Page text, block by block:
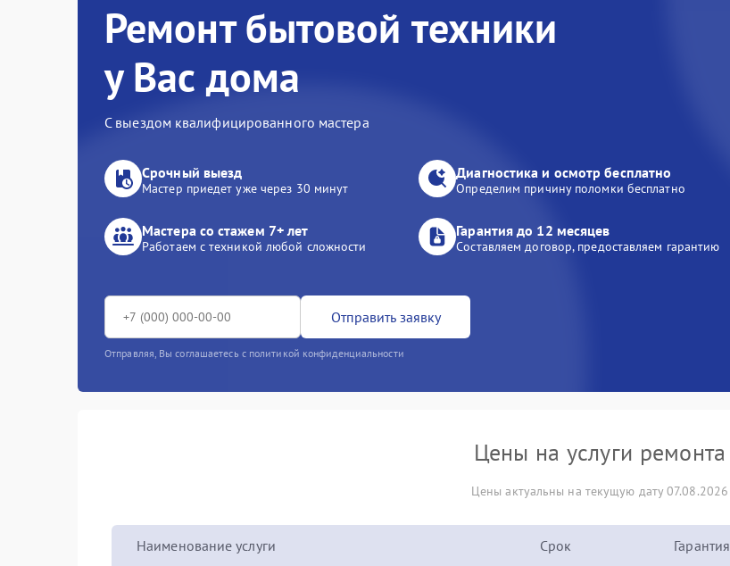
Ремонт бытовой техники
у Вас дома
С выездом квалифицированного мастера
Срочный выезд
Мастер приедет уже через 30 минут
Диагностика и осмотр бесплатно
Определим причину поломки бесплатно
Мастера со стажем 7+ лет
Работаем с техникой любой сложности
Гарантия до 12 месяцев
Составляем договор, предоставляем гарантию
Отправить заявку
Отправляя, Вы соглашаетесь с политикой конфиденциальности
Цены на услуги ремонта
Цены актуальны на текущую дату 07.08.2026
Наименование услуги Срок Гарантия